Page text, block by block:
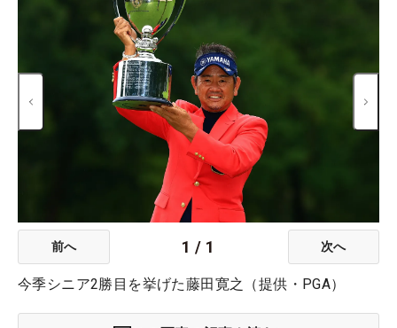
前へ 1 / 1 次へ
今季シニア2勝目を挙げた藤田寛之（提供・PGA）